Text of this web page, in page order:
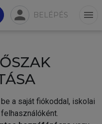
person BELÉPÉS menu
a saját fiókoddal, iskolai